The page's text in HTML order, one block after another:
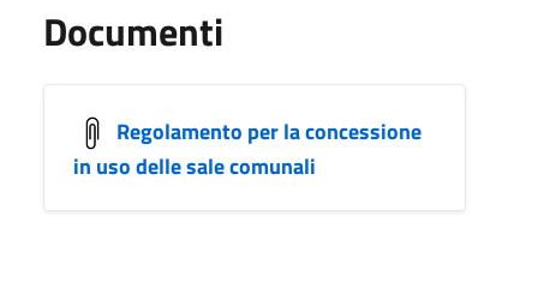
Documenti
Regolamento per la concessione
in uso delle sale comunali